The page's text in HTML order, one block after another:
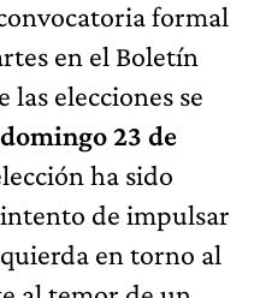
formal
en el Boletín
las elecciones se
domingo 23 de
ha sido
de impulsar
en torno al